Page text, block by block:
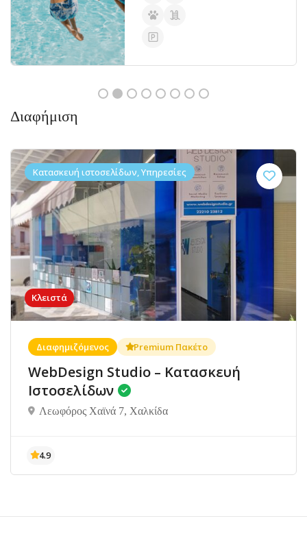
Διαφήμιση
Κλειστά
Κατασκευή ιστοσελίδων, Υπηρεσίες
Διαφημιζόμενος Premium Πακέτο
WebDesign Studio – Κατασκευή
Ιστοσελίδων
Λεωφόρος Χαϊνά 7, Χαλκίδα